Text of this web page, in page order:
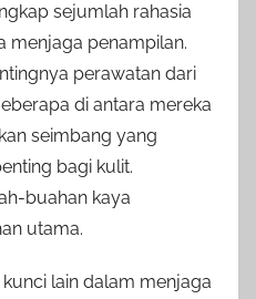
sejumlah rahasia
menjaga penampilan.
perawatan dari
di antara mereka
seimbang yang
bagi kulit.
buahan kaya
utama.
lain dalam menjaga